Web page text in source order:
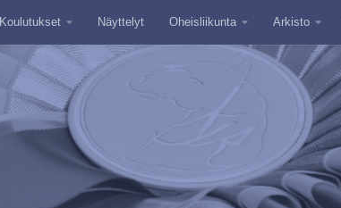
Koulutukset Näyttelyt Oheisliikunta Arkisto